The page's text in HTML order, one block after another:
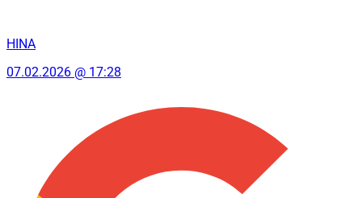
HINA
07.02.2026 @ 17:28